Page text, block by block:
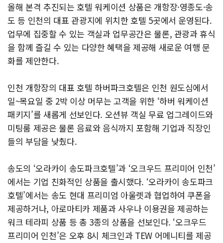
올해 본격 추진되는 호텔 워케이션 상품은 개항장·영종도·송
도 등 인천의 대표 관광지에 위치한 호텔 5곳에서 운영된다.
업무에 집중할 수 있는 객실과 업무공간은 물론, 관광과 휴식
을 함께 즐길 수 있는 다양한 혜택을 제공해 새로운 여행 문
화를 제안한다.
인천 개항장의 대표 호텔 하버파크호텔은 인천 원도심에서
일~목요일 중 2박 이상 머무는 고객을 위한 ‘하버 워케이션
패키지’를 새롭게 선보인다. 오션뷰 객실 무료 업그레이드와
미팅룸 제공은 물론 음료와 음식까지 포함해 기업과 직장인
들의 부담을 낮췄다.
송도의 ‘오라카이 송도파크호텔’과 ‘오크우드 프리미어 인천’
에서는 기업 친화적인 상품을 출시했다. ‘오라카이 송도파크
호텔’에서는 송도 현대 프리미엄 아울렛과 협업하여 쿠폰을
제공하거나, 아로마티카 제품과 사우나 이용권을 제공하는
워크 테라피 상품 등 총 3종의 상품을 선보인다. ‘오크우드
프리미어 인천’은 오후 8시 체크인과 TEW 어메니티를 제공